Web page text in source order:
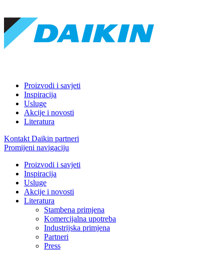
Proizvodi i savjeti
Inspiracija
Usluge
Akcije i novosti
Literatura
Kontakt Daikin partneri
Promijeni navigaciju
Proizvodi i savjeti
Inspiracija
Usluge
Akcije i novosti
Literatura
Stambena primjena
Komercijalna upotreba
Industrijska primjena
Partneri
Press